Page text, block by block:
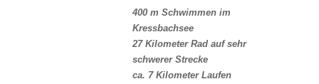
400 m Schwimmen im
Kressbachsee
27 Kilometer Rad auf sehr
schwerer Strecke
ca. 7 Kilometer Laufen